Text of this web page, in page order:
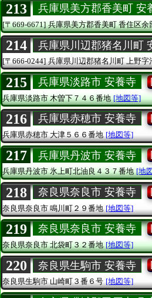
213 兵庫県美方郡香美町 安
[〒669-6671] 兵庫県美方郡香美町香住区余
214 兵庫県川辺郡猪名川町
[〒666-0244] 兵庫県川辺郡猪名川町上野字
215 兵庫県淡路市 安養寺
兵庫県淡路市木曽下７４６番地 [地図等]
216 兵庫県赤穂市 安養寺
兵庫県赤穂市 大津５６６番地 [地図等]
217 兵庫県丹波市 安養寺
兵庫県丹波市氷上町北油良４３７番地 [地
218 奈良県奈良市 安養寺
奈良県奈良市 鳴川町２９番地 [地図等]
219 奈良県奈良市 安養寺
奈良県奈良市北袋町３２番地 [地図等]
220 奈良県生駒市 安養寺
奈良県生駒市山崎町３番６号 [地図等]